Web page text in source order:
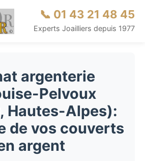
📞 01 43 21 48 45
Experts Joailliers depuis 1977
argenterie
Pelvoux
Hautes-Alpes):
de vos couverts
argent